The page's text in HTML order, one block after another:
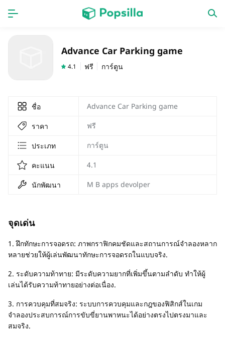
Advance Car Parking game
4.1 ฟรี การ์ตูน
ชื่อ Advance Car Parking game
ราคา ฟรี
ประเภท การ์ตูน
คะแนน 4.1
นักพัฒนา M B apps devolper
จุดเด่น
1. ฝึกทักษะการจอดรถ: ภาพกราฟิกคมชัดและสถานการณ์จำลองหลาก
หลายช่วยให้ผู้เล่นพัฒนาทักษะการจอดรถในแบบจริง.
2. ระดับความท้าทาย: มีระดับความยากที่เพิ่มขึ้นตามลำดับ ทำให้ผู้
เล่นได้รับความท้าทายอย่างต่อเนื่อง.
3. การควบคุมที่สมจริง: ระบบการควบคุมและกฎของฟิสิกส์ในเกม
จำลองประสบการณ์การขับขี่ยานพาหนะได้อย่างตรงไปตรงมาและ
สมจริง.